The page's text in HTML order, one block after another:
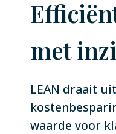
met
LEAN draait
waarde voor